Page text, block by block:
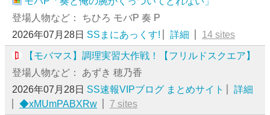
登場人物など： ちひろ モバP 奏 P
2026年07月28日 SSまにあっくす! 詳細 14 sites
【モバマス】調理実習大作戦！【フリルドスクエア】
登場人物など： あずき 穂乃香
2026年07月28日 SS速報VIPブログ まとめサイト
詳細
◆xMUmPABXRw
7 sites